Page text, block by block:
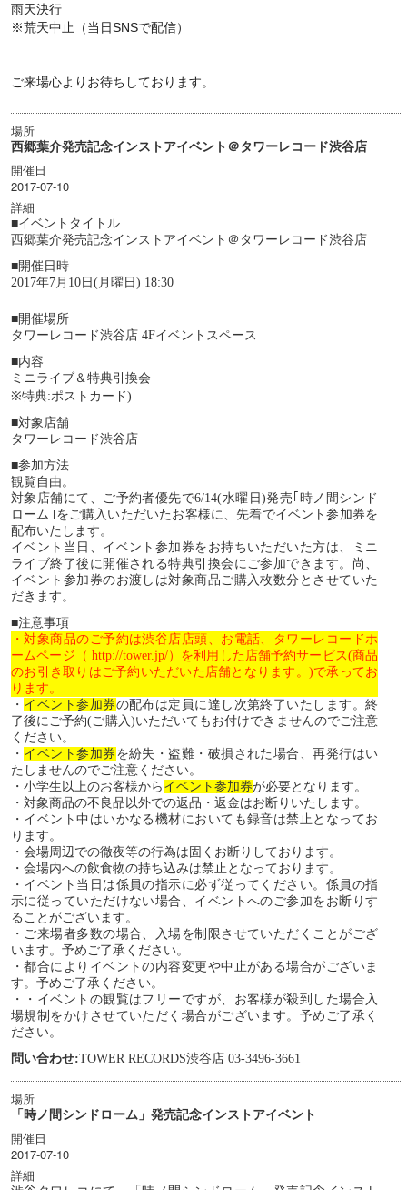
雨天決行
※荒天中止（当日SNSで配信）
ご来場心よりお待ちしております。
場所
西郷葉介発売記念インストアイベント＠タワーレコード渋谷店
開催日
2017-07-10
詳細
■イベントタイトル
西郷葉介発売記念インストアイベント＠タワーレコード渋谷店
■開催日時
2017年7月 10 日(月 曜日 ) 18:30
■開催場所
タワーレコード渋谷店 4Fイベントスペース
■内容
ミニライブ＆特典引換会
※特典:ポストカード)
■対象店舗
タワーレコード渋谷店
■参加方法
観覧自由。
対象店舗にて、ご予約者優先で6/14(水曜日)発売｢時ノ間シンド
ローム｣をご購入いただいたお客様に、先着でイベント参加券を
配布いたします。
イベント当日、イベント参加券をお持ちいただいた方は、ミニ
ライブ終了後に開催される特典引換会にご参加できます。尚、
イベント参加券のお渡しは対象商品ご購入枚数分とさせていた
だきます。
■注意事項
・対象商品のご予約は渋谷店店頭、お電話、タワーレコードホ
ームページ（ http://tower.jp/）を利用した店舗予約サービス(商品
のお引き取りはご予約いただいた店舗となります。)で承ってお
ります。
・ イベント参加券の配布は定員に達し次第終了いたします。終
了後にご予約(ご購入)いただいてもお付けできませんのでご注意
ください。
・ イベント参加券 を紛失・盗難・破損された場合、再発行はい
たしませんのでご注意ください。
・小学生以上のお客様から イベント参加券が必要となります。
・対象商品の不良品以外での返品・返金はお断りいたします。
・イベント中はいかなる機材においても録音は禁止となってお
ります。
・会場周辺での徹夜等の行為は固くお断りしております。
・会場内への飲食物の持ち込みは禁止となっております。
・イベント当日は係員の指示に必ず従ってください。係員の指
示に従っていただけない場合、イベントへのご参加をお断りす
ることがございます。
・ご来場者多数の場合、入場を制限させていただくことがござ
います。予めご了承ください。
・都合によりイベントの内容変更や中止がある場合がございま
す。予めご了承ください。
・・イベントの観覧はフリーですが、お客様が殺到した場合入
場規制をかけさせていただく場合がございます。予めご了承く
ださい。
問い合わせ:TOWER RECORDS渋谷店 03-3496-3661
場所
「時ノ間シンドローム」発売記念インストアイベント
開催日
2017-07-10
詳細